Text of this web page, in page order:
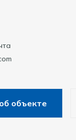
объекте